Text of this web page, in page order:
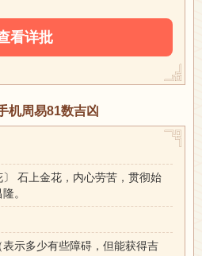
看详批
机周易81数吉凶
〕 石上金花，内心劳苦，贯彻始
。
表示多少有些障碍，但能获得吉